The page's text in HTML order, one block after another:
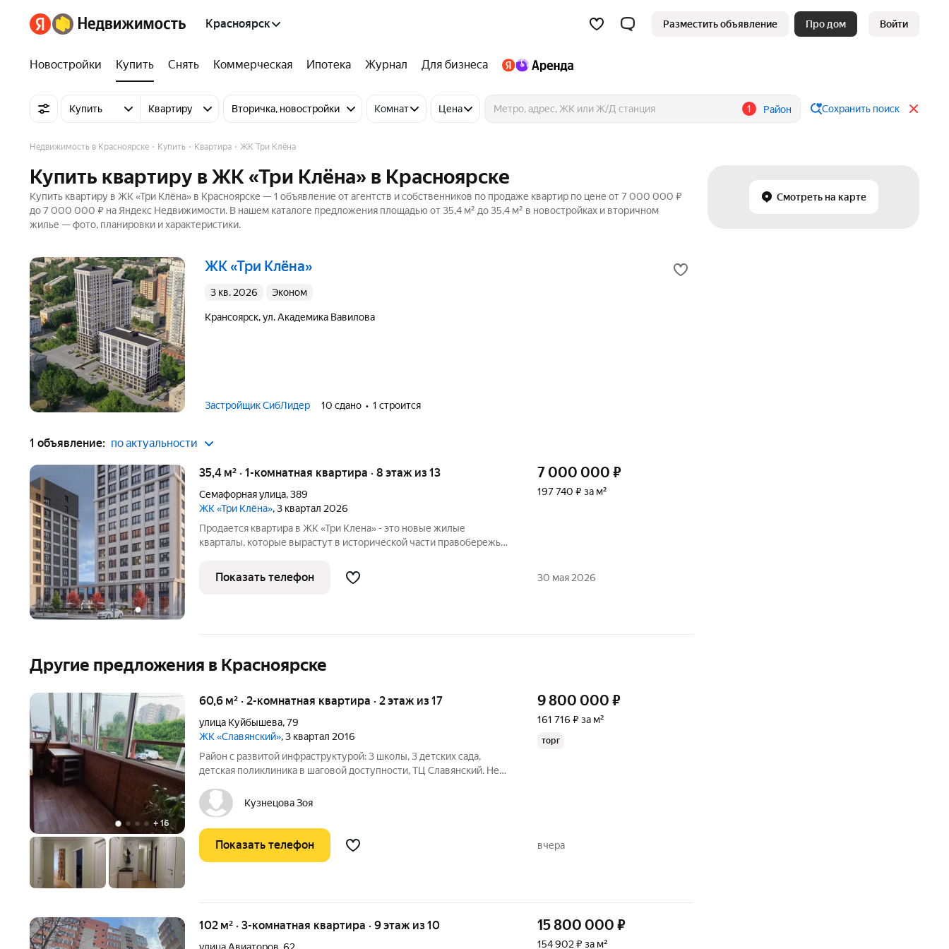
Красноярск Разместить объявление Про дом Войти
Новостройки Купить Снять Коммерческая Ипотека Журнал Для бизнеса
Купить Квартиру Вторичка, новостройки Комнат Цена 1 Район Сохранить поиск
Смотреть на карте
Недвижимость в Красноярске Купить Квартира ЖК Три Клёна
Купить квартиру в ЖК «Три Клёна» в Красноярске
Купить квартиру в ЖК «Три Клёна» в Красноярске — 1 объявление от агентств и собственников по продаже квартир по цене от 7 000 000 ₽
до 7 000 000 ₽ на Яндекс Недвижимости. В нашем каталоге предложения площадью от 35,4 м² до 35,4 м² в новостройках и вторичном
жилье — фото, планировки и характеристики.
ЖК «Три Клёна»
3 кв. 2026 эконом
Крансоярск,ул. Академика Вавилова
Застройщик СибЛидер 10 сдано 1 строится
1 объявление: по актуальности
35,4 м² · 1-комнатная квартира · 8 этаж из 13
Семафорная улица,389
ЖК «Три Клёна», 3 квартал 2026
Продается квартира в ЖК «Три Клена» - это новые жилые
кварталы, которые вырастут в исторической части правобережья,
Вавилова и Семафорной. Особенность проекта- само место - это
район с устойчивой
7 000 000 ₽
197 740 ₽ за м²
Показать телефон 30 мая 2026
Другие предложения в Красноярске
+ 16
60,6 м² · 2-комнатная квартира · 2 этаж из 17
улица Куйбышева,79
ЖК «Славянский», 3 квартал 2016
Район с развитой инфраструктурой: 3 школы, 3 детских сада,
детская поликлиника в шаговой доступности, ТЦ Славянский. Не
обременений. Очень тихий и ухоженный двор. В подъезде
дежурят консьержки.
Кузнецова Зоя
9 800 000 ₽
161 716 ₽ за м²
торг
Показать телефон вчера
102 м² · 3-комнатная квартира · 9 этаж из 10 15 800 000 ₽
154 902 ₽ за м²